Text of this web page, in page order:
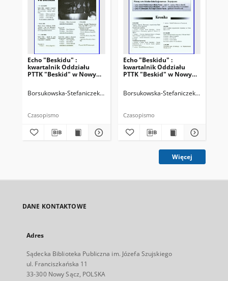
Echo "Beskidu" :
kwartalnik Oddziału
PTTK "Beskid" w Nowym
Borsukowska-Stefaniczek, Małgorzata. Redaktor Sobczyk, Adam.
Czasopismo
Echo "Beskidu" :
kwartalnik Oddziału
PTTK "Beskid" w Nowym
Borsukowska-Stefaniczek,
Czasopismo
Więcej
DANE KONTAKTOWE
Adres
Sądecka Biblioteka Publiczna im. Józefa Szujskiego
ul. Franciszkańska 11
33-300 Nowy Sącz, POLSKA